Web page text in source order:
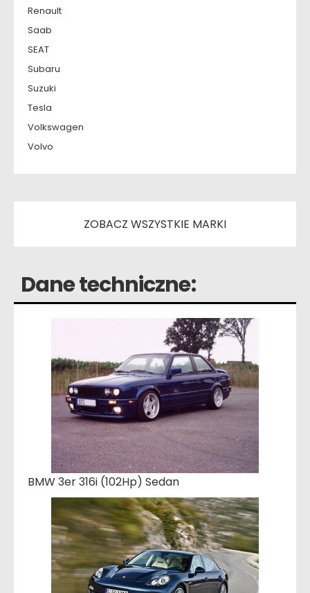
Renault
Saab
SEAT
Subaru
Suzuki
Tesla
Volkswagen
Volvo
ZOBACZ WSZYSTKIE MARKI
Dane techniczne:
BMW 3er 316i (102Hp) Sedan